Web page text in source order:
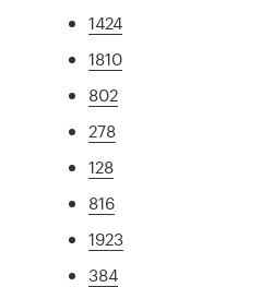
1424
1810
802
278
128
816
1923
384